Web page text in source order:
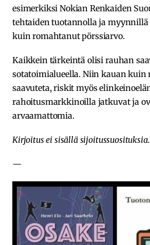
esimerkiksi Nokian Renkaiden
tehtaiden tuotannolla ja myynnillä
kuin romahtanut pörssiarvo.
Kaikkein tärkeintä olisi rauhan
sotatoimialueella. Niin kauan kuin
saavuteta, riskit myös
rahoitusmarkkinoilla jatkuvat ja
arvaamattomia.
Kirjoitus ei sisällä sijoitussuosituksia.
—